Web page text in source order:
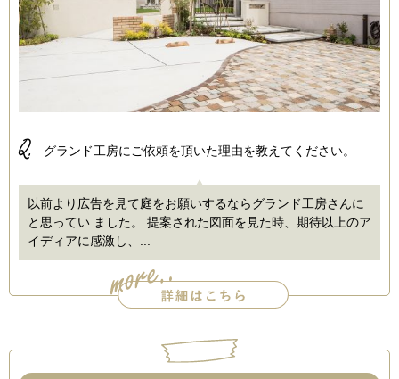
Q. グランド工房にご依頼を頂いた理由を教えてください。
以前より広告を見て庭をお願いするならグランド工房さんに
と思ってい ました。 提案された図面を見た時、期待以上のア
イディアに感激し、...